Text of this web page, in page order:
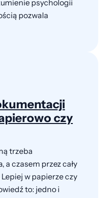
psychologii
pozwala
czy
trzeba
a czasem przez cały
w papierze czy
to: jedno i